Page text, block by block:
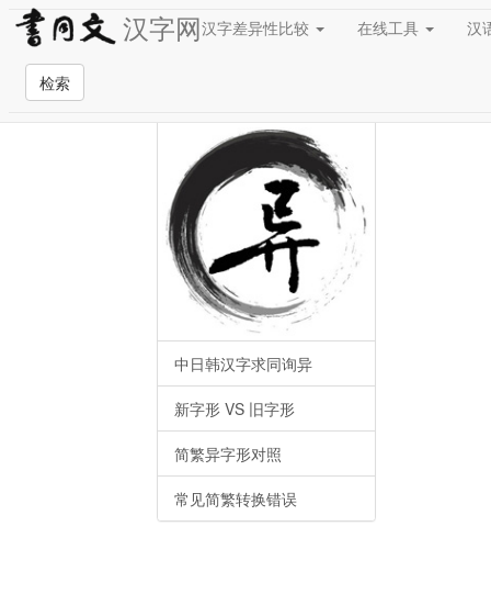
汉字网汉字差异性比较 在线工具 汉
检索
中日韩汉字求同询异
新字形 VS 旧字形
简繁异字形对照
常见简繁转换错误